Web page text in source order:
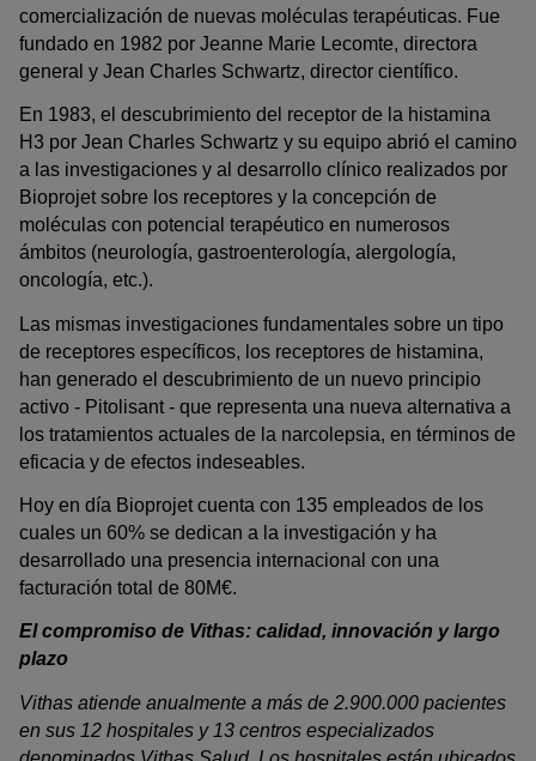
comercialización de nuevas moléculas terapéuticas. Fue
fundado en 1982 por Jeanne Marie Lecomte, directora
general y Jean Charles Schwartz, director científico.
En 1983, el descubrimiento del receptor de la histamina
H3 por Jean Charles Schwartz y su equipo abrió el camino
a las investigaciones y al desarrollo clínico realizados por
Bioprojet sobre los receptores y la concepción de
moléculas con potencial terapéutico en numerosos
ámbitos (neurología, gastroenterología, alergología,
oncología, etc.).
Las mismas investigaciones fundamentales sobre un tipo
de receptores específicos, los receptores de histamina,
han generado el descubrimiento de un nuevo principio
activo - Pitolisant - que representa una nueva alternativa a
los tratamientos actuales de la narcolepsia, en términos de
eficacia y de efectos indeseables.
Hoy en día Bioprojet cuenta con 135 empleados de los
cuales un 60% se dedican a la investigación y ha
desarrollado una presencia internacional con una
facturación total de 80M€.
El compromiso de Vithas: calidad, innovación y largo
plazo
Vithas atiende anualmente a más de 2.900.000 pacientes
en sus 12 hospitales y 13 centros especializados